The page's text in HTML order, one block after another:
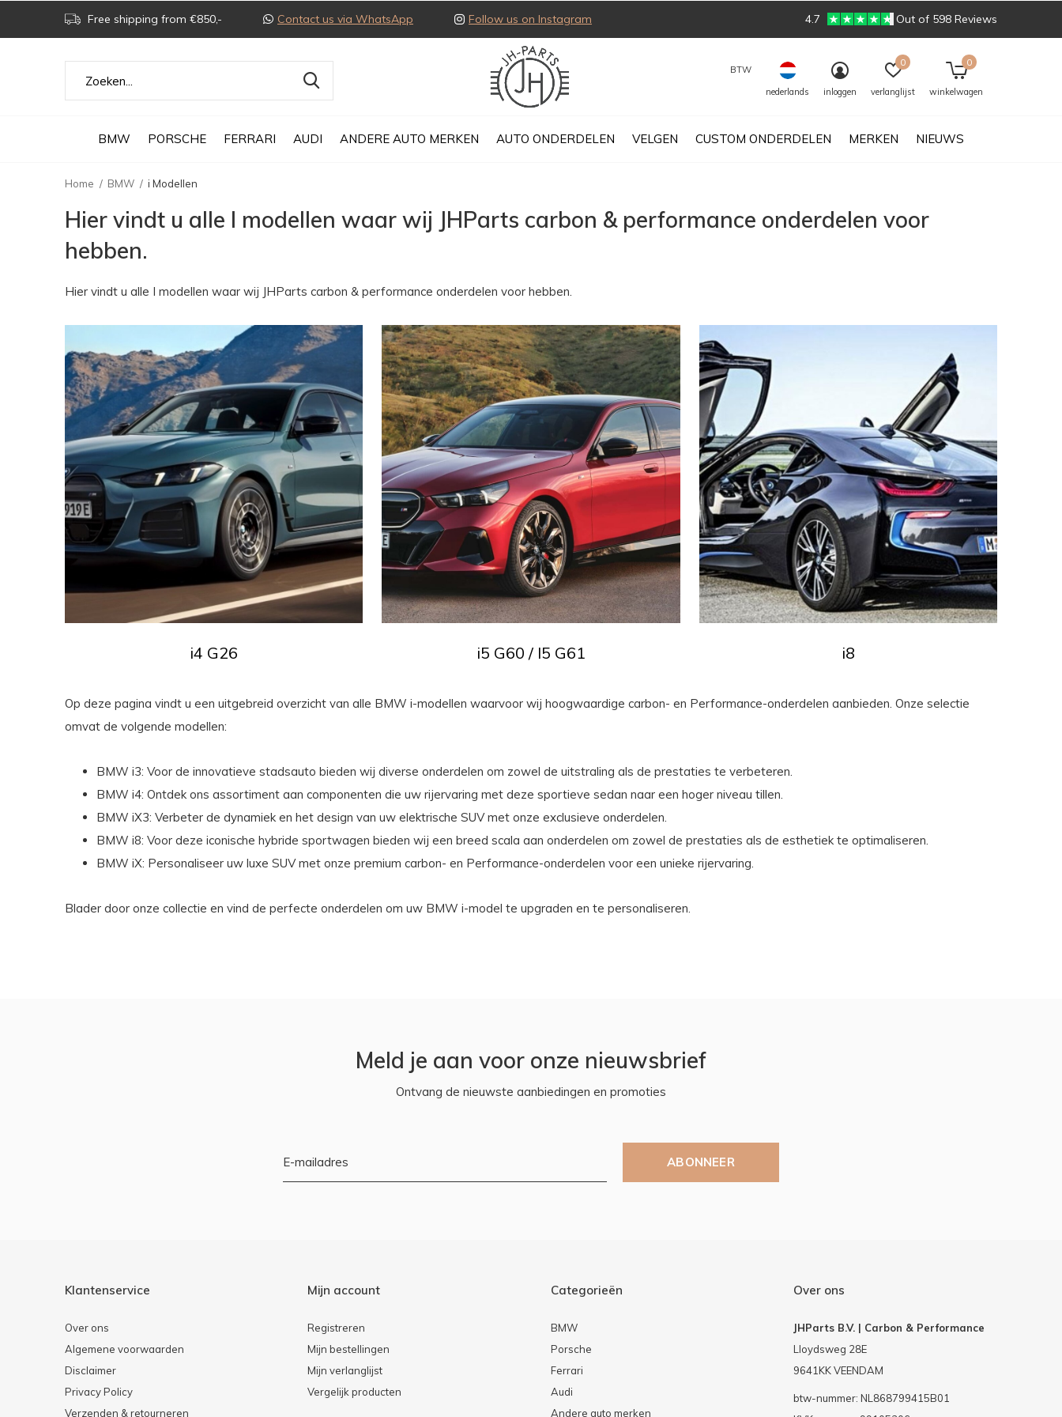
BMW PORSCHE FERRARI AUDI ANDERE AUTO MERKEN AUTO ONDERDELEN VELGEN CUSTOM ONDERDELEN MERKEN NIEUWS
BTW
nederlands
inloggen verlanglijst
0
winkelwagen
0
Free shipping from €850,- Contact us via WhatsApp Follow us on Instagram 4.7 Out of 598 Reviews
Home BMW i Modellen
Hier vindt u alle I modellen waar wij JHParts carbon & performance onderdelen voor
hebben.
Hier vindt u alle I modellen waar wij JHParts carbon & performance onderdelen voor hebben.
i4 G26 i5 G60 / I5 G61 i8
Op deze pagina vindt u een uitgebreid overzicht van alle BMW i-modellen waarvoor wij hoogwaardige carbon- en Performance-onderdelen aanbieden. Onze selectie
omvat de volgende modellen:
BMW i3: Voor de innovatieve stadsauto bieden wij diverse onderdelen om zowel de uitstraling als de prestaties te verbeteren.
BMW i4: Ontdek ons assortiment aan componenten die uw rijervaring met deze sportieve sedan naar een hoger niveau tillen.
BMW iX3: Verbeter de dynamiek en het design van uw elektrische SUV met onze exclusieve onderdelen.
BMW i8: Voor deze iconische hybride sportwagen bieden wij een breed scala aan onderdelen om zowel de prestaties als de esthetiek te optimaliseren.
BMW iX: Personaliseer uw luxe SUV met onze premium carbon- en Performance-onderdelen voor een unieke rijervaring.
Blader door onze collectie en vind de perfecte onderdelen om uw BMW i-model te upgraden en te personaliseren.
Meld je aan voor onze nieuwsbrief
Ontvang de nieuwste aanbiedingen en promoties
ABONNEER
Klantenservice
Over ons
Algemene voorwaarden
Disclaimer
Privacy Policy
Verzenden & retourneren
Mijn account
Registreren
Mijn bestellingen
Mijn verlanglijst
Vergelijk producten
Categorieën
BMW
Porsche
Ferrari
Audi
Andere auto merken
Over ons
JHParts B.V. | Carbon & Performance
Lloydsweg 28E
9641KK VEENDAM
btw-nummer: NL868799415B01